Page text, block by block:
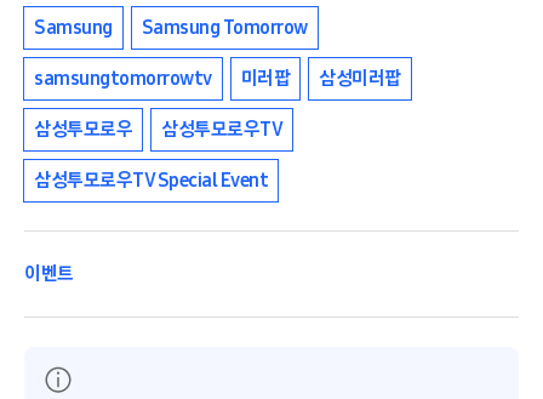
Samsung Samsung Tomorrow
samsungtomorrowtv 미러팝 삼성미러팝
삼성투모로우 삼성투모로우TV
삼성투모로우TV Special Event
이벤트